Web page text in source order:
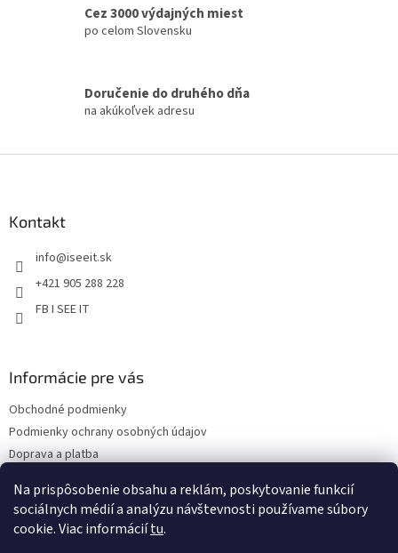
Na prispôsobenie obsahu a reklám, poskytovanie funkcií
sociálnych médií a analýzu návštevnosti používame súbory
cookie. Viac informáciítu.
c
r
v
v
a
Cez 3000 výdajných miest
po celom Slovensku
Doručenie do druhého dňa
na akúkoľvek adresu
Kontakt
info@iseeit.sk
+421 905 288 228
FB I SEE IT
Informácie pre vás
Obchodné podmienky
Podmienky ochrany osobných údajov
Doprava a platba
Kontakty